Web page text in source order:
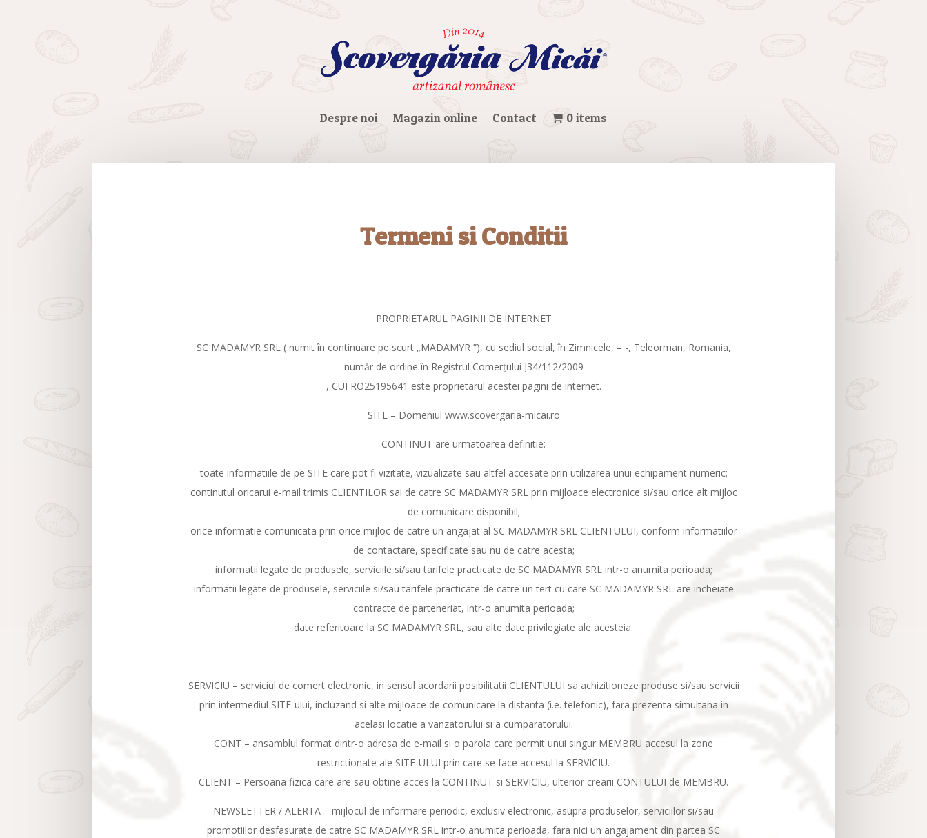
Despre noi Magazin online Contact 0 items
Termeni si Conditii
PROPRIETARUL PAGINII DE INTERNET
SC MADAMYR SRL ( numit în continuare pe scurt „MADAMYR ”), cu sediul social, în Zimnicele, – -, Teleorman, Romania,
număr de ordine în Registrul Comerţului J34/112/2009
, CUI RO25195641 este proprietarul acestei pagini de internet.
SITE – Domeniul www.scovergaria-micai.ro
CONTINUT are urmatoarea definitie:
toate informatiile de pe SITE care pot fi vizitate, vizualizate sau altfel accesate prin utilizarea unui echipament numeric;
continutul oricarui e-mail trimis CLIENTILOR sai de catre SC MADAMYR SRL prin mijloace electronice si/sau orice alt mijloc
de comunicare disponibil;
orice informatie comunicata prin orice mijloc de catre un angajat al SC MADAMYR SRL CLIENTULUI, conform informatiilor
de contactare, specificate sau nu de catre acesta;
informatii legate de produsele, serviciile si/sau tarifele practicate de SC MADAMYR SRL intr-o anumita perioada;
informatii legate de produsele, serviciile si/sau tarifele practicate de catre un tert cu care SC MADAMYR SRL are incheiate
contracte de parteneriat, intr-o anumita perioada;
date referitoare la SC MADAMYR SRL, sau alte date privilegiate ale acesteia.
SERVICIU – serviciul de comert electronic, in sensul acordarii posibilitatii CLIENTULUI sa achizitioneze produse si/sau servicii
prin intermediul SITE-ului, incluzand si alte mijloace de comunicare la distanta (i.e. telefonic), fara prezenta simultana in
acelasi locatie a vanzatorului si a cumparatorului.
CONT – ansamblul format dintr-o adresa de e-mail si o parola care permit unui singur MEMBRU accesul la zone
restrictionate ale SITE-ULUI prin care se face accesul la SERVICIU.
CLIENT – Persoana fizica care are sau obtine acces la CONTINUT si SERVICIU, ulterior crearii CONTULUI de MEMBRU.
NEWSLETTER / ALERTA – mijlocul de informare periodic, exclusiv electronic, asupra produselor, serviciilor si/sau
promotiilor desfasurate de catre SC MADAMYR SRL intr-o anumita perioada, fara nici un angajament din partea SC